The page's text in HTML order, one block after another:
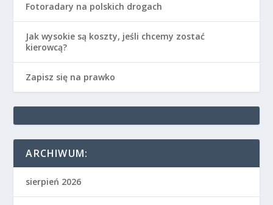
Fotoradary na polskich drogach
Jak wysokie są koszty, jeśli chcemy zostać
kierowcą?
Zapisz się na prawko
ARCHIWUM:
sierpień 2026